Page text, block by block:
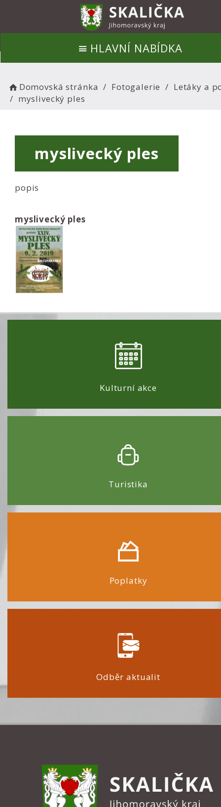
HLAVNÍ NABÍDKA
Domovská stránka Fotogalerie
Letáky a
myslivecký ples
myslivecký ples
popis
myslivecký ples
Kulturní akce
Turistika
Poplatky
Odběr aktualit